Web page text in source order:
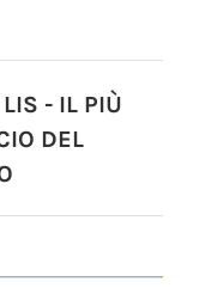
- IL PIÙ
DEL